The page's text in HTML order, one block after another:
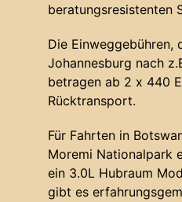
beratungsresistenten
Die Einweggebühren,
Johannesburg nach
betragen ab 2 x 440
Rücktransport.
Für Fahrten in
Moremi Nationalpark
ein 3.0L Hubraum
gibt es